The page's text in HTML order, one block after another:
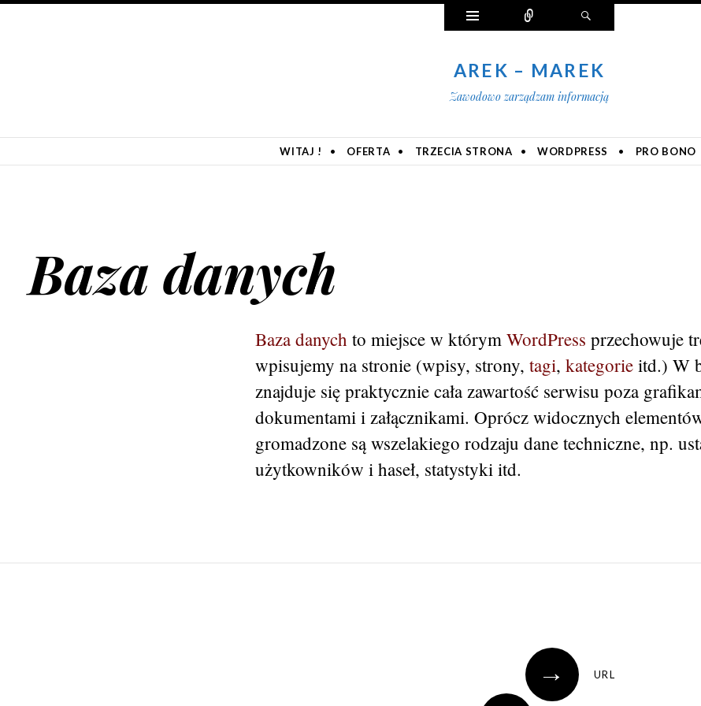
Widgety Połącz
AREK – MAREK
Zawodowo zarządzam informacją
WITAJ ! OFERTA TRZECIA STRONA WORDPRESS PRO BONO
Baza danych
Baza danych to miejsce w którym WordPress przechowuje
wpisujemy na stronie (wpisy, strony, tagi, kategorie itd.) W
znajduje się praktycznie cała zawartość serwisu poza
dokumentami i załącznikami. Oprócz widocznych
gromadzone są wszelakiego rodzaju dane techniczne, np.
użytkowników i haseł, statystyki itd.
→ URL